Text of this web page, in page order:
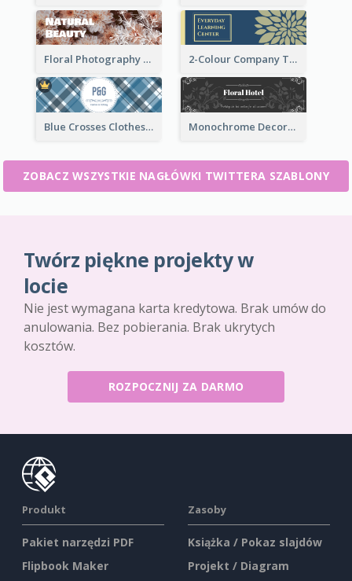
Floral Photography Twitter Header 2-Colour Company Twitter Header
Blue Crosses Clothes Store Twitter Header Monochrome Decorated Hotel Twitter Header
ZOBACZ WSZYSTKIE NAGŁÓWKI TWITTERA SZABLONY
Twórz piękne projekty w
locie
Nie jest wymagana karta kredytowa. Brak umów do
anulowania. Bez pobierania. Brak ukrytych
kosztów.
ROZPOCZNIJ ZA DARMO
Produkt
Pakiet narzędzi PDF
Flipbook Maker
Zasoby
Książka / Pokaz slajdów
Projekt / Diagram